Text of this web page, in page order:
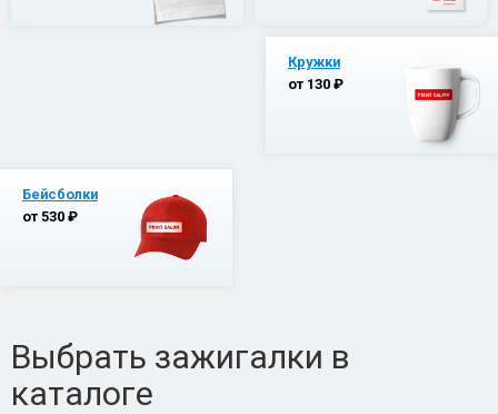
Кружки
от 130 ₽
Бейсболки
от 530 ₽
Выбрать зажигалки в
каталоге